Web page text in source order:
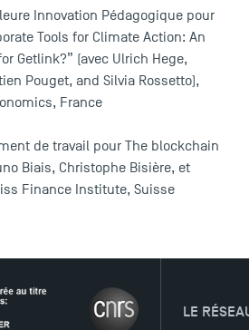
Innovation Pédagogique pour
Tools for Climate Action: An
Getlink?” (avec Ulrich Hege,
Pouget, and Silvia Rossetto),
France
de travail pour The blockchain
Biais, Christophe Bisière, et
Finance Institute, Suisse
LE RÉSEAU